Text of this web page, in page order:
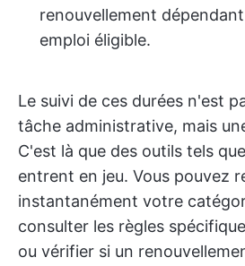
renouvellement
emploi éligible.
Le suivi de ces durées n'est
tâche administrative, mais
C'est là que des outils tels que
entrent en jeu. Vous pouvez
instantanément votre
consulter les règles
ou vérifier si un